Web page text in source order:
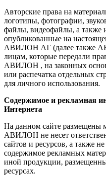
Авторские права на
логотипы, фотографии,
файлы, видеофайлы, а также
опубликованные на
АВИЛОН АГ (далее также
лицам, которые передали
АВИЛОН , на законных
или распечатка отдельных
для личного использования.
Содержимое и рекламная
Интернета
На данном сайте размещены
АВИЛОН не несет
сайтов и ресурсов, а также не
содержимое рекламных
иной продукции,
ресурсах.